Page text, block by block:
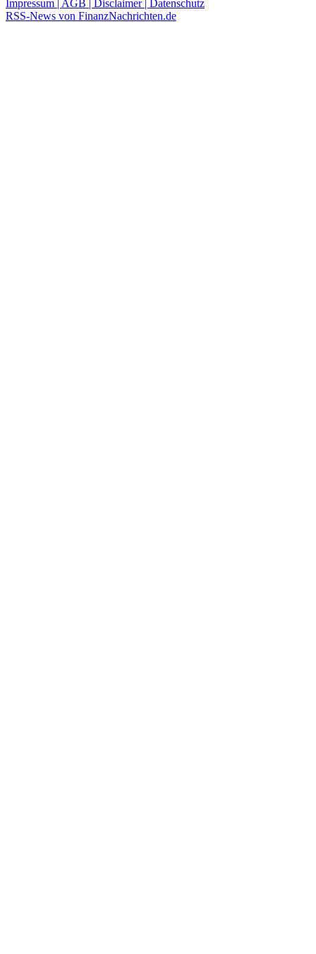
Impressum | AGB | Disclaimer | Datenschutz
RSS-News von FinanzNachrichten.de